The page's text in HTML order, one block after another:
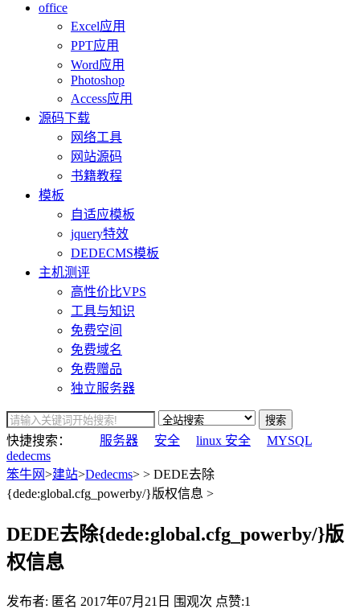
office
Excel应用
PPT应用
Word应用
Photoshop
Access应用
源码下载
网络工具
网站源码
书籍教程
模板
自适应模板
jquery特效
DEDECMS模板
主机测评
高性价比VPS
工具与知识
免费空间
免费域名
免费赠品
独立服务器
搜索
快捷搜索： 服务器 安全 linux 安全
MYSQL
dedecms
笨牛网>建站>Dedecms> > DEDE去除
{dede:global.cfg_powerby/}版权信息 >
DEDE去除{dede:global.cfg_powerby/}版
权信息
发布者: 匿名 2017年07月21日 围观次 点赞:1